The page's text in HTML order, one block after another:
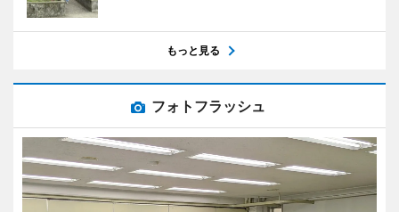
もっと見る
フォトフラッシュ